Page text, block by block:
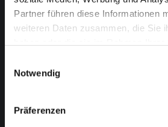
Partner führen diese Informationen
weiteren Daten zusammen, die Sie
Notwendig
Präferenzen
KASRO Steuerung